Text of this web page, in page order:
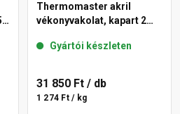
Thermomaster akril
vékonyvakolat, kapart 2
Gyártói készleten
31 850 Ft / db
1 274 Ft / kg